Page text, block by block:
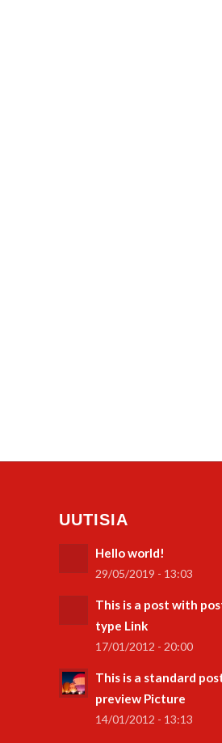
UUTISIA
Hello world!
29/05/2019 - 13:03
This is a post with
type Link
17/01/2012 - 20:00
This is a standard
preview Picture
14/01/2012 - 13:13